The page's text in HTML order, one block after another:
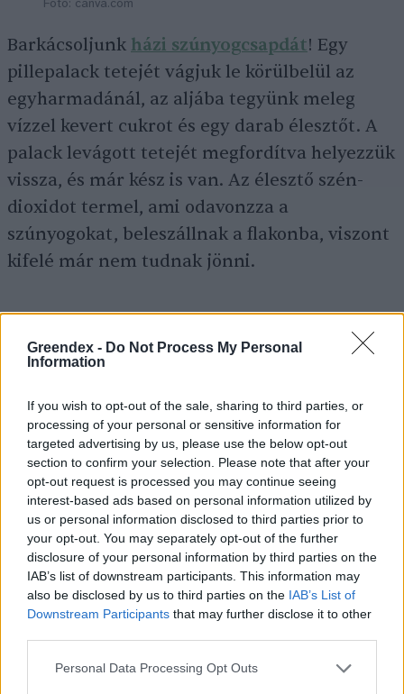
Greendex - Do Not Process My Personal
Information
If you wish to opt-out of the sale, sharing to third parties, or
processing of your personal or sensitive information for
targeted advertising by us, please use the below opt-out
section to confirm your selection. Please note that after your
opt-out request is processed you may continue seeing
interest-based ads based on personal information utilized by
us or personal information disclosed to third parties prior to
your opt-out. You may separately opt-out of the further
disclosure of your personal information by third parties on the
IAB’s list of downstream participants. This information may
also be disclosed by us to third parties on the IAB’s List of
Downstream Participants that may further disclose it to other
Personal Data Processing Opt Outs
Fotó: canva.com
Barkácsoljunk házi szúnyogcsapdát! Egy
pillepalack tetejét vágjuk le körülbelül az
egyharmadánál, az aljába tegyünk meleg
vízzel kevert cukrot és egy darab élesztőt. A
palack levágott tetejét megfordítva helyezzük
vissza, és már kész is van. Az élesztő szén-
dioxidot termel, ami odavonzza a
szúnyogokat, beleszállnak a flakonba, viszont
kifelé már nem tudnak jönni.
Vegyünk egy (vagy több) befőttesüveget,
szeletekre helyezzünk friss bazsalikomot,
majd töltsük fel az üveget vízzel.
Csepegtessünk bele 10–15 csepp
citromfűolajat, majd tegyünk egy
úszómécsest a vízbe. Gyújtsuk meg a
gyertyát, és élvezzük az nyári estéket
csípések nélkül.
Mit kenjünk a bőrünkre, hogy